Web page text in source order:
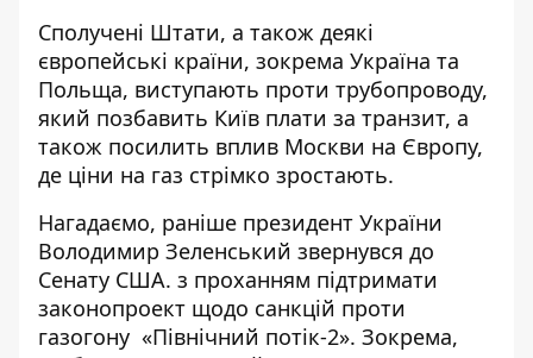
Сполучені Штати, а також деякі
європейські країни, зокрема Україна та
Польща, виступають проти трубопроводу,
який позбавить Київ плати за транзит, а
також посилить вплив Москви на Європу,
де ціни на газ стрімко зростають.
Нагадаємо, раніше президент України
Володимир Зеленський звернувся до
Сенату США. з проханням підтримати
законопроект щодо санкцій проти
газогону «Північний потік-2». Зокрема,